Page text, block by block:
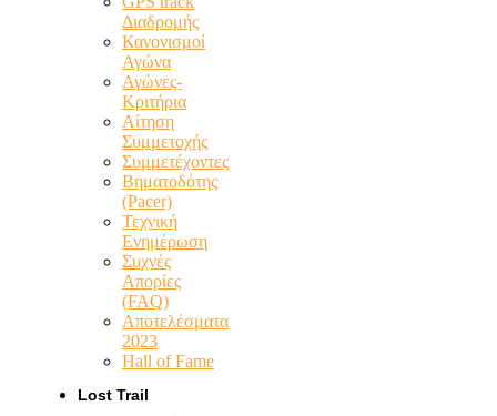
Διαδρομής
Κανονισμοί
Αγώνα
Αγώνες-
Κριτήρια
Αίτηση
Συμμετοχής
Συμμετέχοντες
Βηματοδότης
(Pacer)
Τεχνική
Ενημέρωση
Συχνές
Απορίες
(FAQ)
Αποτελέσματα
2023
Hall of Fame
Lost Trail